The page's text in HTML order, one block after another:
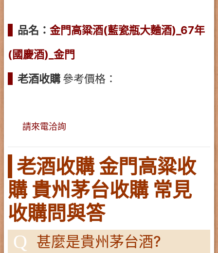
品名： 金門高粱酒(藍瓷瓶大麯酒)_67年
(國慶酒)_金門
老酒收購 參考價格：
請來電洽詢
老酒收購 金門高粱收
購 貴州茅台收購 常見
收購問與答
Q 甚麼是貴州茅台酒?